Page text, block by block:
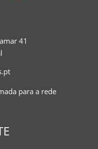
41
para a rede